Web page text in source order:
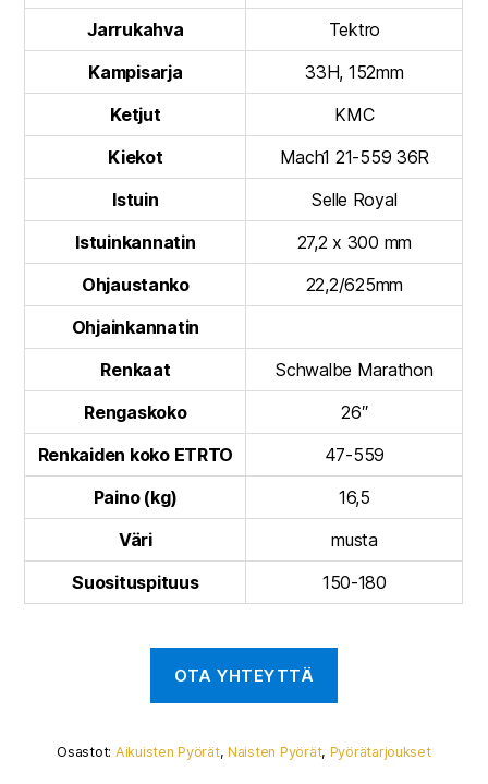
Jarrukahva
Tektro
Kampisarja
33H, 152mm
Ketjut
KMC
Kiekot
Mach1 21-559 36R
Istuin
Selle Royal
Istuinkannatin
27,2 x 300 mm
Ohjaustanko
22,2/625mm
Ohjainkannatin
Renkaat
Schwalbe Marathon
Rengaskoko
26″
Renkaiden koko ETRTO
47-559
Paino (kg)
16,5
Väri
musta
Suosituspituus
150-180
Osastot: Aikuisten Pyörät,Naisten Pyörät, Pyörätarjoukset